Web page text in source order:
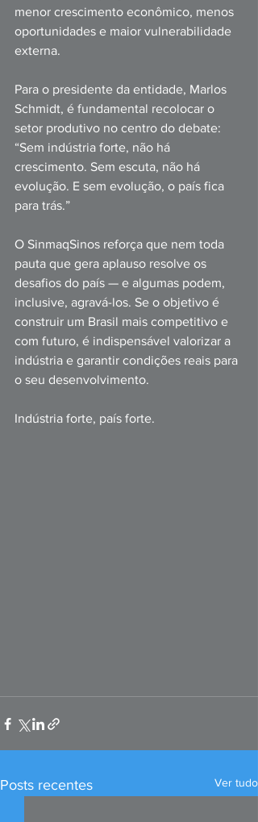
menor crescimento econômico, menos
oportunidades e maior vulnerabilidade
externa.
Para o presidente da entidade, Marlos
Schmidt, é fundamental recolocar o
setor produtivo no centro do debate:
“Sem indústria forte, não há
crescimento. Sem escuta, não há
evolução. E sem evolução, o país fica
para trás.”
O SinmaqSinos reforça que nem toda
pauta que gera aplauso resolve os
desafios do país — e algumas podem,
inclusive, agravá-los. Se o objetivo é
construir um Brasil mais competitivo e
com futuro, é indispensável valorizar a
indústria e garantir condições reais para
o seu desenvolvimento.
Indústria forte, país forte.
Posts recentes Ver tudo